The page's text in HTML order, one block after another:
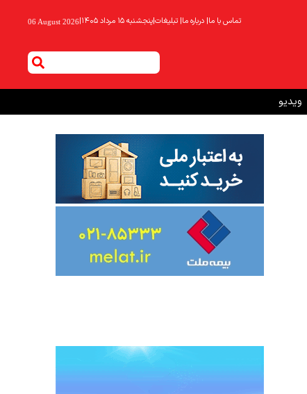
تماس با ما| درباره ما| تبلیغات|پنجشنبه ۱۵ مرداد ۱۴۰۵ |
06 August 2026
ویدیو